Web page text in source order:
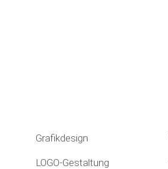
Grafikdesign
LOGO-Gestaltung